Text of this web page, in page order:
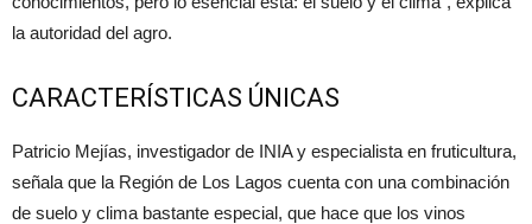
la autoridad del agro.
CARACTERÍSTICAS ÚNICAS
Patricio Mejías, investigador de INIA y especialista en fruticultura,
señala que la Región de Los Lagos cuenta con una combinación
de suelo y clima bastante especial, que hace que los vinos